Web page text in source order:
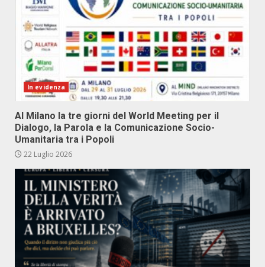
In evidenza
Al Milano la tre giorni del World Meeting per il
Dialogo, la Parola e la Comunicazione Socio-
Umanitaria tra i Popoli
22 Luglio 2026